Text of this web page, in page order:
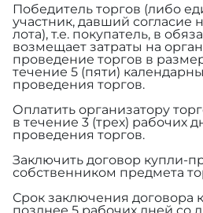
Победитель торгов (либо
участник, давший согласие
лота), т.е. покупатель, в
возмещает затраты на
проведение торгов в
течение 5 (пяти)
проведения торгов.
Оплатить организатору
в течение 3 (трех) рабочих
проведения торгов.
Заключить договор купли-
собственником предмета
Срок заключения договора
позднее 5 рабочих дней со